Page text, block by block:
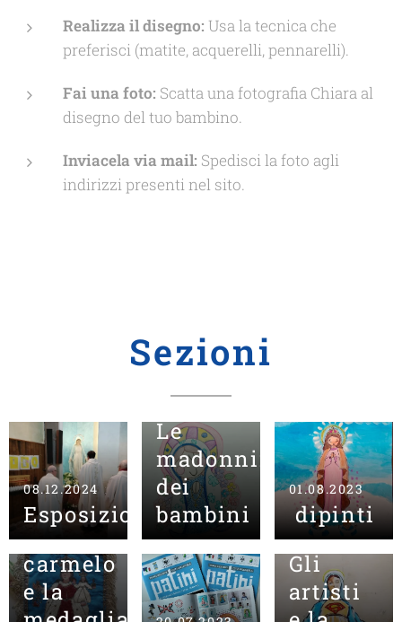
Realizza il disegno: Usa la tecnica che
preferisci (matite, acquerelli, pennarelli).
Fai una foto: Scatta una fotografia Chiara al
disegno del tuo bambino.
Inviacela via mail: Spedisci la foto agli
indirizzi presenti nel sito.
Sezioni
08.12.2024
Esposizioni
Le
madonnine
dei
bambini
01.08.2023
dipinti
25.07.2023
Lo
scapolare
del
carmelo
e la
06.07.2023
Gli
artisti